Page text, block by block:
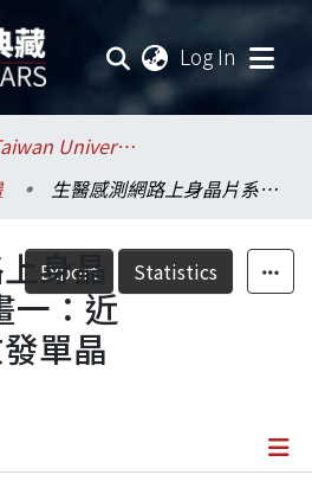
Log In
.National Taiwan University / 國立臺灣大學
生醫感測網路上身晶片系統-子計畫一：近身生醫感測收發單晶電路
Export Statistics
身晶
一：近
單晶